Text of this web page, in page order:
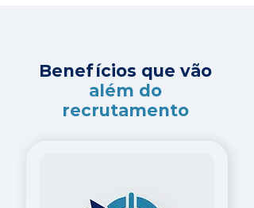
Benefícios que vão
além do
recrutamento